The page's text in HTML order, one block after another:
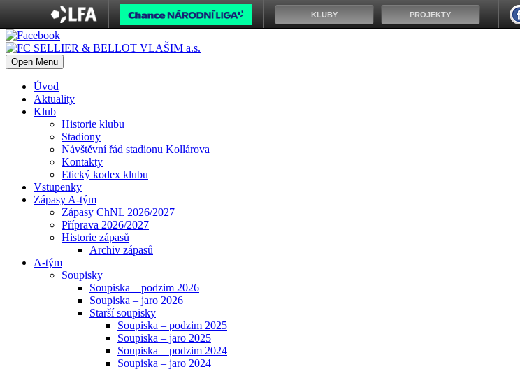
Open Menu
Úvod
Aktuality
Klub
Historie klubu
Stadiony
Návštěvní řád stadionu Kollárova
Kontakty
Etický kodex klubu
Vstupenky
Zápasy A-tým
Zápasy ChNL 2026/2027
Příprava 2026/2027
Historie zápasů
Archiv zápasů
A-tým
Soupisky
Soupiska – podzim 2026
Soupiska – jaro 2026
Starší soupisky
Soupiska – podzim 2025
Soupiska – jaro 2025
Soupiska – podzim 2024
Soupiska – jaro 2024
KLUBY PROJEKTY